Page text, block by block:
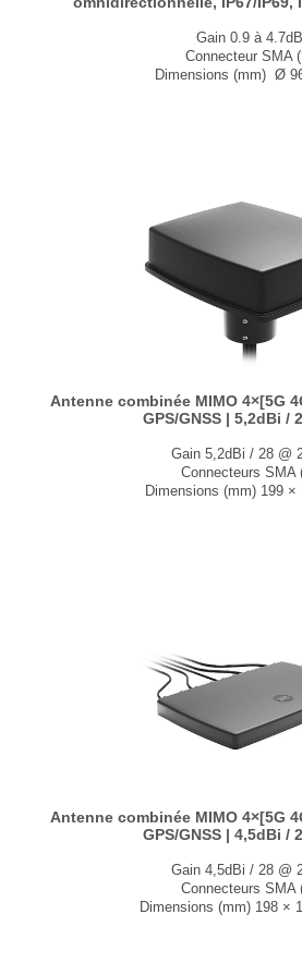
Gain 0.9 à
Connecteur SMA
Dimensions (mm) Ø
Antenne combinée MIMO 4×[5G
GPS/GNSS | 5,2dBi /
Gain 5,2dBi / 28 @
Connecteurs SMA
Dimensions (mm) 199 ×
Antenne combinée MIMO 4×[5G
GPS/GNSS | 4,5dBi /
Gain 4,5dBi / 28 @
Connecteurs SMA
Dimensions (mm) 198 ×